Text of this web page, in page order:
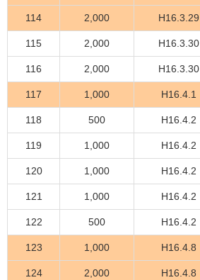
114 2,000 H16.3.29
115 2,000 H16.3.30
116 2,000 H16.3.30
117 1,000 H16.4.1
118 500 H16.4.2
119 1,000 H16.4.2
120 1,000 H16.4.2
121 1,000 H16.4.2
122 500 H16.4.2
123 1,000 H16.4.8
124 2,000 H16.4.8